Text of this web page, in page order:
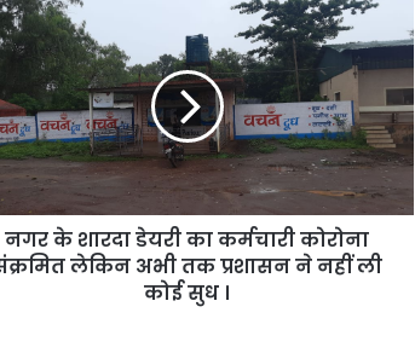
नगर के शारदा डेयरी का कर्मचारी कोरोना
लेकिन अभी तक प्रशासन ने नहीं ली
कोई सुध ।